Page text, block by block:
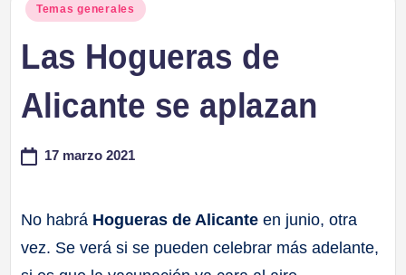
Publicado
Temas generales
Las Hogueras de
Alicante se aplazan
17 marzo 2021
No habrá Hogueras de Alicante en junio, otra
vez. Se verá si se pueden celebrar más adelante,